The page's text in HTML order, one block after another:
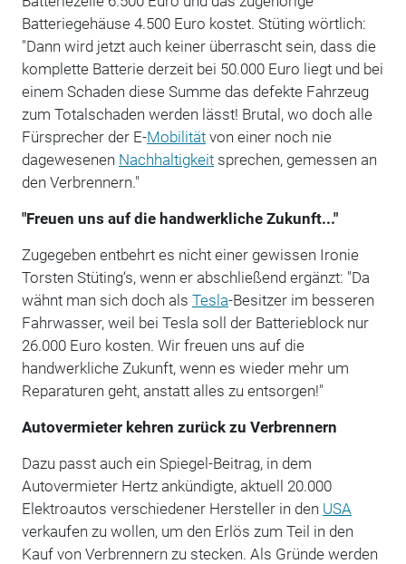
Batteriegehäuse 4.500 Euro kostet. Stüting wörtlich:
"Dann wird jetzt auch keiner überrascht sein, dass die
komplette Batterie derzeit bei 50.000 Euro liegt und bei
einem Schaden diese Summe das defekte Fahrzeug
zum Totalschaden werden lässt! Brutal, wo doch alle
Fürsprecher der E-Mobilitätvon einer noch nie
dagewesenen Nachhaltigkeitsprechen, gemessen an
den Verbrennern."
"Freuen uns auf die handwerkliche Zukunft..."
Zugegeben entbehrt es nicht einer gewissen Ironie
Torsten Stüting‘s, wenn er abschließend ergänzt: "Da
wähnt man sich doch als Tesla-Besitzer im besseren
Fahrwasser, weil bei Tesla soll der Batterieblock nur
26.000 Euro kosten. Wir freuen uns auf die
handwerkliche Zukunft, wenn es wieder mehr um
Reparaturen geht, anstatt alles zu entsorgen!"
Autovermieter kehren zurück zu Verbrennern
Dazu passt auch ein Spiegel-Beitrag, in dem
Autovermieter Hertz ankündigte, aktuell 20.000
Elektroautos verschiedener Hersteller in den USA
verkaufen zu wollen, um den Erlös zum Teil in den
Kauf von Verbrennern zu stecken. Als Gründe werden